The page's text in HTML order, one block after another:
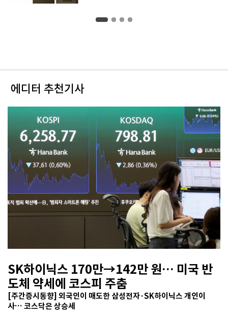
에디터 추천기사
SK하이닉스 170만→142만 원… 미국 반
도체 약세에 코스피 주춤
[주간증시동향] 외국인이 매도한 삼성전자·SK하이닉스 개인이
사… 코스닥은 상승세